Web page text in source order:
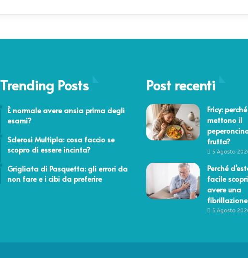
Trending Posts
14 Giugno 2019
È normale avere ansia prima degli
esami?
Sclerosi Multipla: cosa faccio se
scopro di essere incinta?
Grigliata di Pasquetta: gli errori da
non fare e i cibi da preferire
Post recenti
Fricy:
mettono il
frutta?
5 Agosto
Perché
facile
avere una
5 Agosto